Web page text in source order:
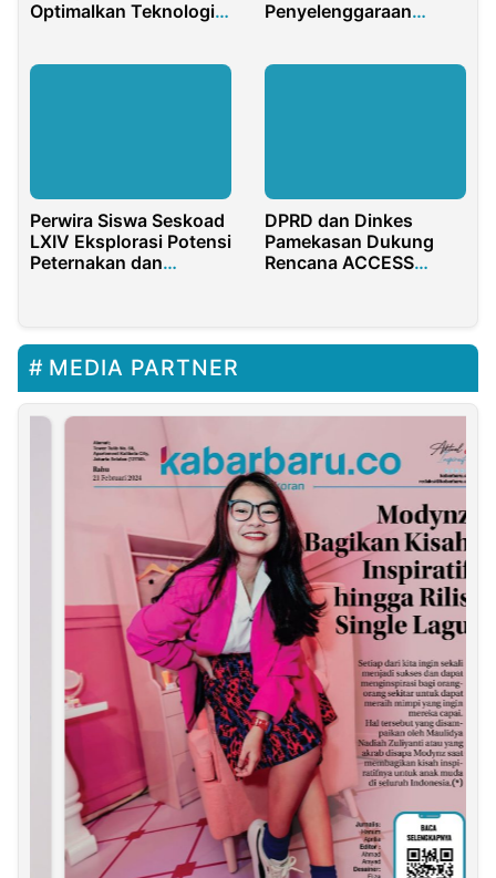
Optimalkan Teknologi
Penyelenggaraan
Perwira Siswa Seskoad
LXIV Eksplorasi Potensi
Peternakan dan
DPRD dan Dinkes
Pamekasan Dukung
Rencana ACCESS
MEDIA PARTNER